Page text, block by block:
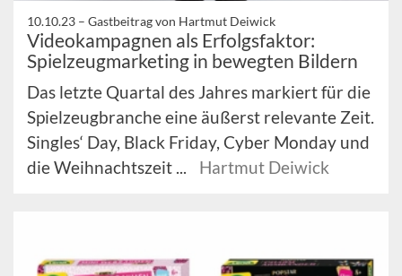
10.10.23 – Gastbeitrag von Hartmut Deiwick
Videokampagnen als Erfolgsfaktor:
Spielzeugmarketing in bewegten Bildern
Das letzte Quartal des Jahres markiert für die
Spielzeugbranche eine äußerst relevante Zeit.
Singles‘ Day, Black Friday, Cyber Monday und
die Weihnachtszeit ...
Hartmut Deiwick